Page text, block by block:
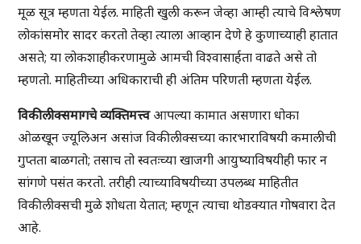
मूळ सूत्र म्हणता येईल. माहिती खुली करून जेव्हा आम्ही त्याचे विश्लेषण
लोकांसमोर सादर करतो तेव्हा त्याला आव्हान देणे हे कुणाच्याही हातात
असते; या लोकशाहीकरणामुळे आमची विश्वासार्हता वाढते असे तो
म्हणतो. माहितीच्या अधिकाराची ही अंतिम परिणती म्हणता येईल.
विकीलीक्समागचे व्यक्तिमत्त्वआपल्या कामात असणारा धोका
ओळखून ज्यूलिअन असांज विकीलीक्सच्या कारभाराविषयी कमालीची
गुप्तता बाळगतो; तसाच तो स्वतःच्या खाजगी आयुष्याविषयीही फार न
सांगणे पसंत करतो. तरीही त्याच्याविषयीच्या उपलब्ध माहितीत
विकीलीक्सची मुळे शोधता येतात; म्हणून त्याचा थोडक्यात गोषवारा देत
आहे.